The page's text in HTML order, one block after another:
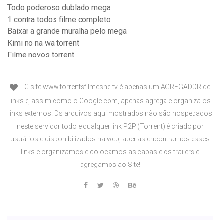
Todo poderoso dublado mega
1 contra todos filme completo
Baixar a grande muralha pelo mega
Kimi no na wa torrent
Filme novos torrent
O site www.torrentsfilmeshd.tv é apenas um AGREGADOR de
links e, assim como o Google.com, apenas agrega e organiza os
links externos. Os arquivos aqui mostrados não são hospedados
neste servidor todo e qualquer link P2P (Torrent) é criado por
usuários e disponibilizados na web, apenas encontramos esses
links e organizamos e colocamos as capas e os trailers e
agregamos ao Site!